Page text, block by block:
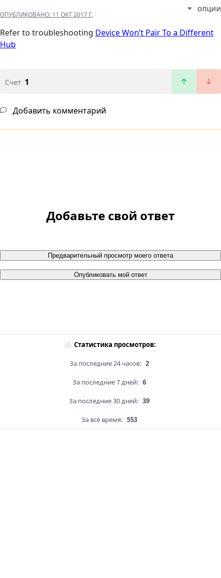
ОПУБЛИКОВАНО: 11 ОКТ 2017 Г.
ОПЦИИ
Refer to troubleshooting Device Won’t Pair To a Different
Hub
Счет 1
Добавить комментарий
Добавьте свой ответ
Предварительный просмотр моего ответа
Опубликовать мой ответ
Статистика просмотров:
За последние 24 часов: 2
За последние 7 дней: 6
За последние 30 дней: 39
За всё время: 553